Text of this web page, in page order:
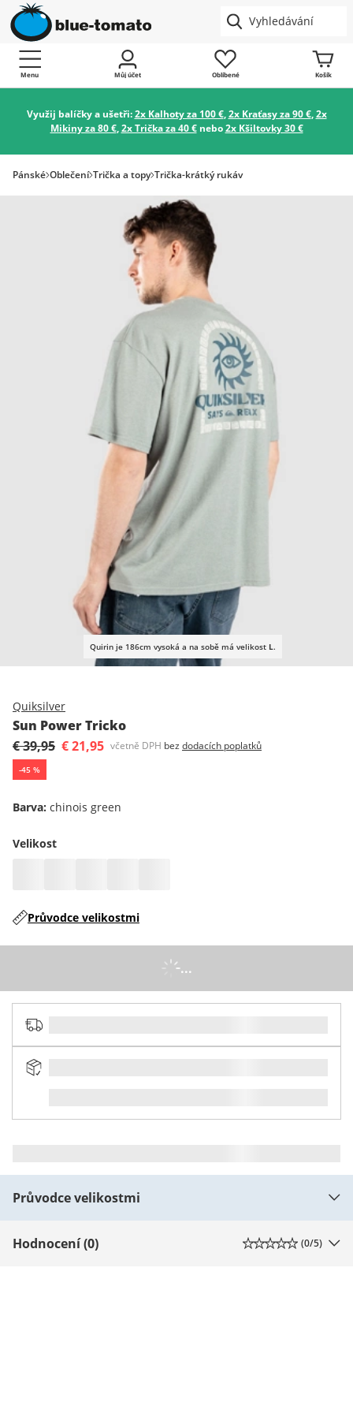
Menu Můj účet Oblíbené Košík
Využij balíčky a ušetři:2x Kalhoty za 100 €,2x Kraťasy za 90 €,2x
Mikiny za 80 €,2x Trička za 40 €nebo2x Kšiltovky 30 €
Pánské Oblečení Trička a topy Trička-krátký rukáv
Quirin je 186cm vysoká a na sobě má velikost L.
Quiksilver
Sun Power Tricko
€ 39,95 € 21,95 včetně DPH bez dodacích poplatků
-45 %
Barva: chinois green
Velikost
Průvodce velikostmi
...
Průvodce velikostmi
Hodnocení (0) (0/5)